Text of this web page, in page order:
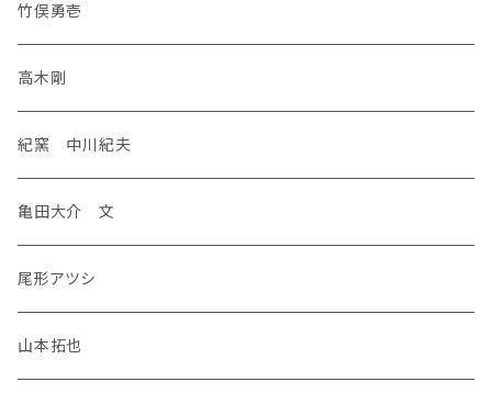
竹俣勇壱
高木剛
紀窯 中川紀夫
亀田大介 文
尾形アツシ
山本拓也